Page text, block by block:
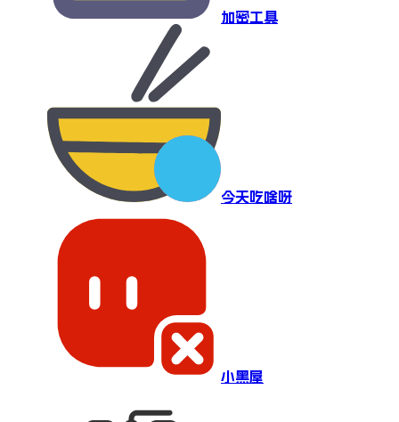
加密工具
今天吃啥呀
小黑屋